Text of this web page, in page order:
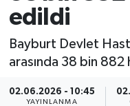
edildi
Bayburt Devlet
arasında 38 bin
02.06.2026 - 10:45
YAYINLANMA
Tüm Manşetler
Son Dakika
Haber Arşivi